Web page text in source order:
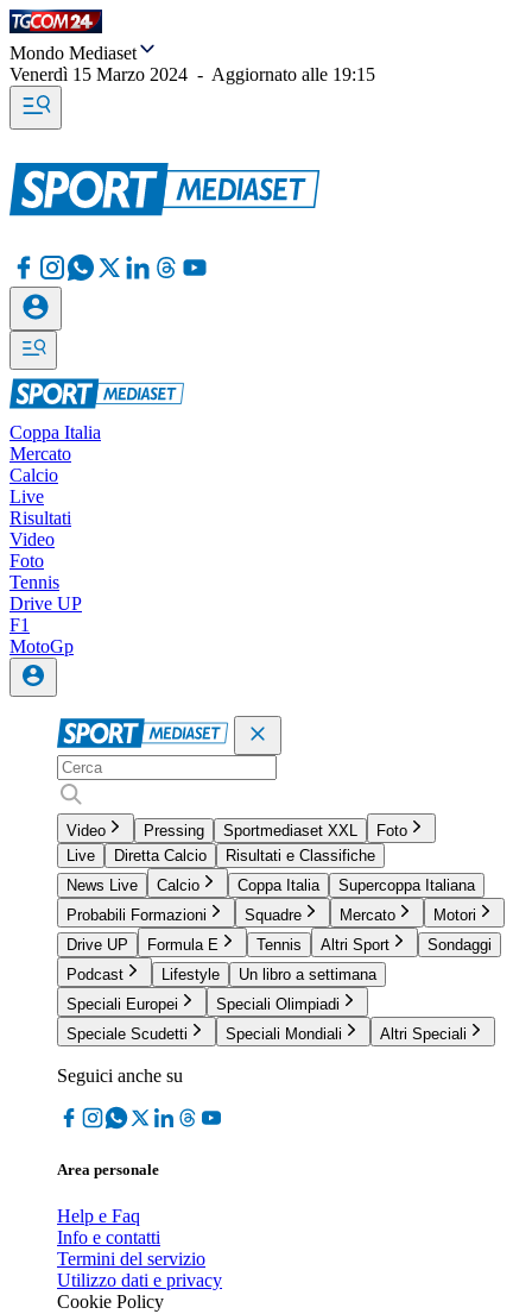
Mondo Mediaset
Venerdì 15 Marzo 2024 - Aggiornato alle 19:15
Coppa Italia
Mercato
Calcio
Live
Risultati
Video
Foto
Tennis
Drive UP
F1
MotoGp
Video Pressing Sportmediaset XXL
Foto
Live
Diretta Calcio
Risultati e Classifiche
News Live
Calcio Coppa Italia
Supercoppa Italiana
Probabili Formazioni
Squadre Mercato
Motori
Drive UP
Formula E Tennis Altri Sport
Sondaggi
Podcast
Lifestyle
Un libro a settimana
Speciali Europei
Speciali Olimpiadi
Speciale Scudetti
Speciali Mondiali Altri Speciali
Seguici anche su
Area personale
Help e Faq
Info e contatti
Termini del servizio
Utilizzo dati e privacy
Cookie Policy